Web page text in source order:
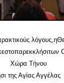
λόγους,η
στοπαρεκκλήσιτων
Χώρα Τήνου
της Αγίας Αγγέλας